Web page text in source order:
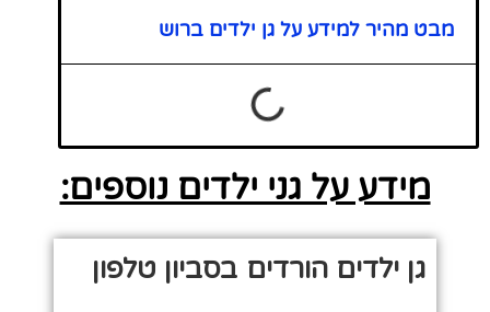
מבט מהיר למידע על גן ילדים ברוש
מידע על גני ילדים נוספים:
גן ילדים הורדים בסביון טלפון